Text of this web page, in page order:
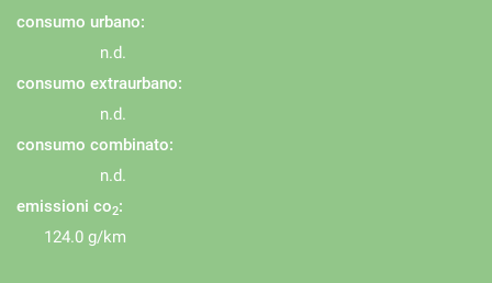
consumo urbano:
n.d.
consumo extraurbano:
n.d.
consumo combinato:
n.d.
emissioni co2:
124.0 g/km